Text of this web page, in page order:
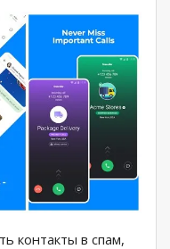
контакты в спам,